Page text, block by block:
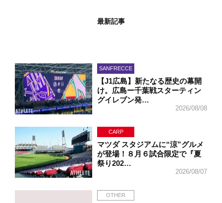
最新記事
SANFRECCE
【J1広島】新たなる歴史の幕開
け。広島ー千葉戦スターティン
グイレブン発…
2026/08/08
CARP
マツダ スタジアムに“涼”グルメ
が登場！８月６試合限定で『夏
祭り202…
2026/08/07
OTHER